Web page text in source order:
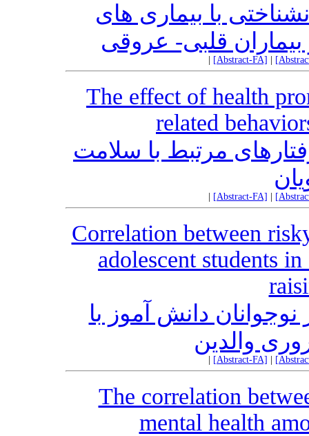
با بیماری های
بیماران قلبی- عروقی
[Abstract-FA]
The effect of health
related
مرتبط با سلامت
[Abstract-FA]
Correlation between
adolescent students
دانش آموز با
والدین
[Abstract-FA]
The correlation
mental health